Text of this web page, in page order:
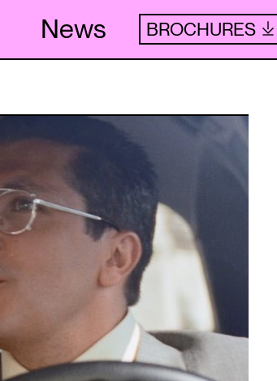
News BROCHURES